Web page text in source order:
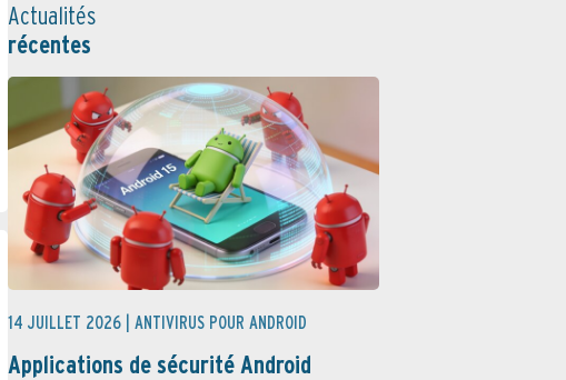
Actualités
récentes
14 JUILLET 2026 | ANTIVIRUS POUR ANDROID
Applications de sécurité Android